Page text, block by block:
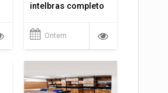
intelbras completo
Ontem